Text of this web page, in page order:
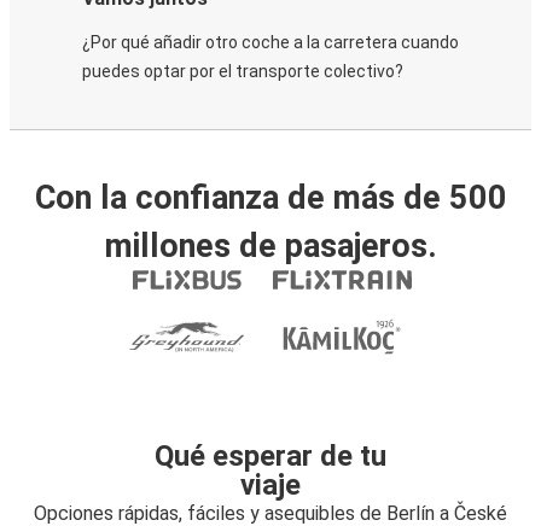
¿Por qué añadir otro coche a la carretera cuando
puedes optar por el transporte colectivo?
Con la confianza de más de 500
millones de pasajeros.
Qué esperar de tu
viaje
Opciones rápidas, fáciles y asequibles de Berlín a České